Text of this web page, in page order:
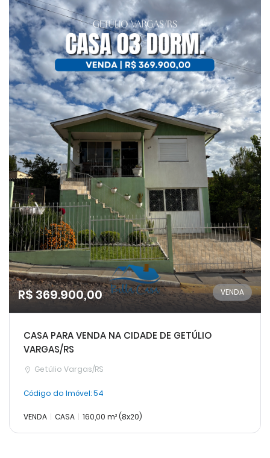
R$ 369.900,00 VENDA
CASA PARA VENDA NA CIDADE DE GETÚLIO
VARGAS/RS
Getúlio Vargas/RS
Código do Imóvel:54
VENDA CASA 160,00 m² (8x20)